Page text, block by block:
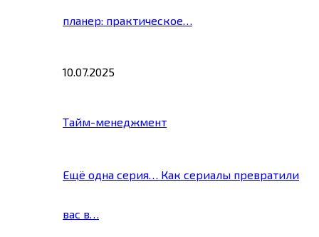
планер: практическое…
10.07.2025
Тайм-менеджмент
Ещё одна серия… Как сериалы превратили
вас в…